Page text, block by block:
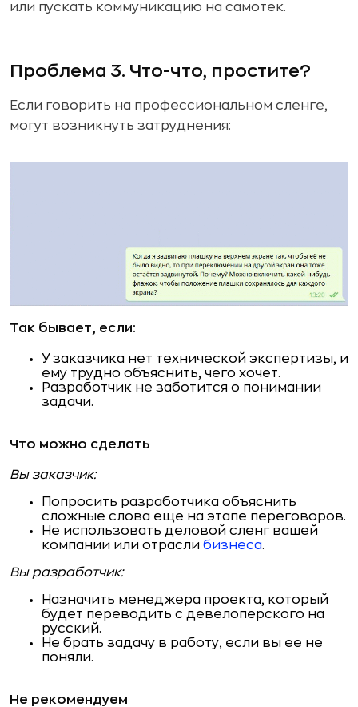
или пускать коммуникацию на самотек.
Проблема 3. Что-что, простите?
Если говорить на профессиональном сленге,
могут возникнуть затруднения:
Так бывает, если:
У заказчика нет технической экспертизы, и
ему трудно объяснить, чего хочет.
Разработчик не заботится о понимании
задачи.
Что можно сделать
Вы заказчик:
Попросить разработчика объяснить
сложные слова еще на этапе переговоров.
Не использовать деловой сленг вашей
компании или отрасли бизнеса.
Вы разработчик:
Назначить менеджера проекта, который
будет переводить с девелоперского на
русский.
Не брать задачу в работу, если вы ее не
поняли.
Не рекомендуем